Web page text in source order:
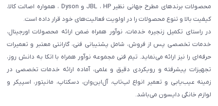
محصولات برندهای مطرح جهانی نظیر JBL ، HP و Dyson ، همواره اصالت کالا،
کیفیت بالا و تنوع محصولات را در اولویت فعالیت‌های خود قرار داده است.
در راستای تکمیل زنجیره خدمات، نوآور همراه ضمن ارائه محصولات اورجینال،
خدمات تخصصی پس از فروش، شامل پشتیبانی فنی، گارانتی معتبر و تعمیرات
حرفه‌ای را نیز ارائه می‌نماید. تیم فنی مجموعه نوآور همراه با اتکا به دانش روز،
تجهیزات پیشرفته و رویکردی دقیق و علمی، آماده ارائه خدمات تخصصی در
زمینه عیب‌یابی و تعمیر انواع لپ‌تاپ، آل‌این‌وان، دسکتاپ، مانیتور، اسپیکر و
لوازم خانگی دایسون می‌باشد.